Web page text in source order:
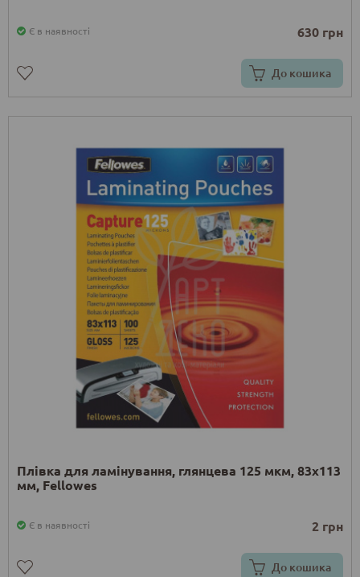
Є в наявності 630 грн
До кошика
Плівка для ламінування, глянцева 125 мкм, 83х113
мм, Fellowes
Є в наявності 2 грн
До кошика